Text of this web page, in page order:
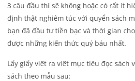
3 câu đầu thì sẽ không hoặc có rất ít
định thật nghiêm túc với quyển sách
bạn đã đầu tư tiền bạc và thời gian
được những kiến thức quý báu nhất.
Lấy giấy viết ra viết mục tiêu đọc sách
sách theo mẫu sau: